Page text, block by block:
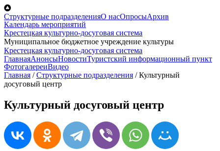
Перейти к основному содержанию
Структурные подразделенияО насОпросыАрхив
Календарь мероприятий
Крестецкая культурно-досуговая система
Муниципальное бюджетное учреждение культуры
Крестецкая культурно-досуговая система
ГлавнаяАнонсыНовостиТуристский информационный пункт
ФотогалереиВидео
Главная /Структурные подразделения /Культурный
досуговый центр
Культурный досуговый центр